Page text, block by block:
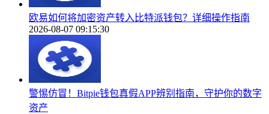
欧易如何将加密资产转入比特派钱包？详细操作指南
2026-08-07 09:15:30
警惕仿冒！Bitpie钱包真假APP辨别指南，守护你的数字
资产